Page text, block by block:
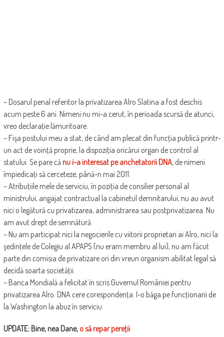
– Dosarul penal referitor la privatizarea Alro Slatina a fost deschis
acum peste 6 ani. Nimeni nu mi-a cerut, în perioada scursă de atunci,
vreo declaraţie lămuritoare.
– Fişa postului meu a stat, de când am plecat din funcţia publică printr-
un act de voinţă proprie, la dispoziţia oricărui organ de control al
statului. Se pare că nu i-a interesat pe anchetatorii DNA, de nimeni
împiedicaţi să cerceteze, până-n mai 2011.
– Atribuţiile mele de serviciu, în poziţia de consilier personal al
ministrului, angajat contractual la cabinetul demnitarului, nu au avut
nici o legătură cu privatizarea, administrarea sau postprivatizarea. Nu
am avut drept de semnătură.
– Nu am participat nici la negocierile cu viitorii proprietari ai Alro, nici la
şedinţele de Colegiu al APAPS (nu eram membru al lui), nu am făcut
parte din comisia de privatizare ori din vreun organism abilitat legal să
decidă soarta societăţii.
– Banca Mondială a felicitat în scris Guvernul României pentru
privatizarea Alro. DNA cere corespondenţa. I-o băga pe funcţionarii de
la Washington la abuz în serviciu.
UPDATE: Bine, nea Dane,o să repar pereţii